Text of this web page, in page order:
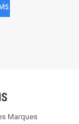
Marques